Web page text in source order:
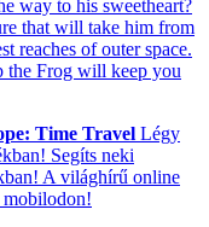
way to his sweetheart?
that will take him from
reaches of outer space.
the Frog will keep you
Time Travel Légy
Segíts neki
A világhírű online
mobilodon!